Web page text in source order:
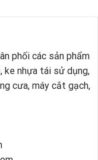
phối các sản phẩm
ke nhựa tái sử dụng,
cưa, máy cắt gạch,